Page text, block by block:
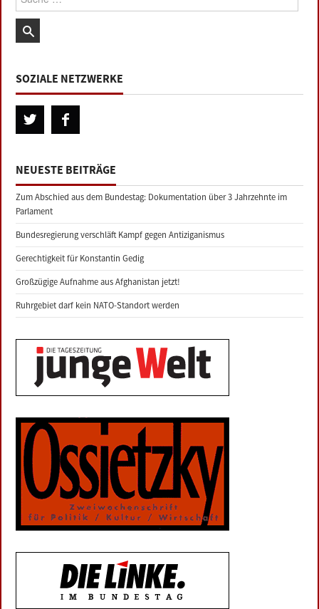
SOZIALE NETZWERKE
NEUESTE BEITRÄGE
Zum Abschied aus dem Bundestag: Dokumentation über 3 Jahrzehnte im
Parlament
Bundesregierung verschläft Kampf gegen Antiziganismus
Gerechtigkeit für Konstantin Gedig
Großzügige Aufnahme aus Afghanistan jetzt!
Ruhrgebiet darf kein NATO-Standort werden